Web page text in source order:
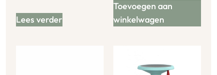
Lees verder
Toevoegen aan
winkelwagen